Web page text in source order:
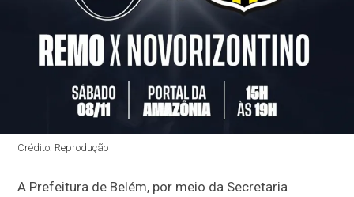
Crédito: Reprodução
A Prefeitura de Belém, por meio da Secretaria